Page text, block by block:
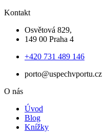
Kontakt
Osvětová 829,
149 00 Praha 4
+420 731 489 146
porto@uspechvportu.cz
O nás
Úvod
Blog
Knížky